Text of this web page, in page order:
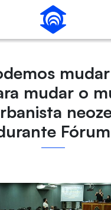
principal
mudar o
Fórum